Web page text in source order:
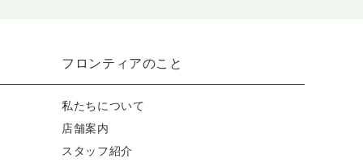
フロンティアのこと
私たちについて
店舗案内
スタッフ紹介